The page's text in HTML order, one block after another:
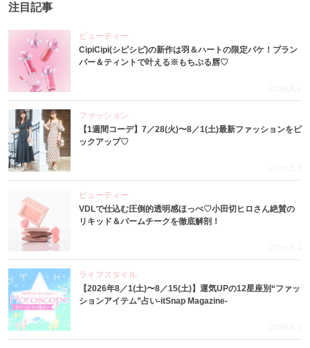
注目記事
ビューティー
CipiCipi(シピシピ)の新作は羽＆ハートの限定パケ！プラン
パー＆ティントで叶える※もちぷる唇♡
2026.8.6
ファッション
【1週間コーデ】7／28(火)〜8／1(土)最新ファッションをピ
ックアップ♡
2026.8.5
ビューティー
VDLで仕込む圧倒的透明感ほっぺ♡小田切ヒロさん絶賛の
リキッド＆バームチークを徹底解剖！
2026.8.4
ライフスタイル
【2026年8／1(土)〜8／15(土)】運気UPの12星座別“ファッ
ションアイテム”占い-itSnap Magazine-
2026.8.1